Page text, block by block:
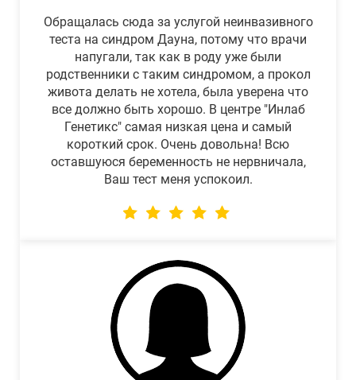
Обращалась сюда за услугой неинвазивного
теста на синдром Дауна, потому что врачи
напугали, так как в роду уже были
родственники с таким синдромом, а прокол
живота делать не хотела, была уверена что
все должно быть хорошо. В центре "Инлаб
Генетикс" самая низкая цена и самый
короткий срок. Очень довольна! Всю
оставшуюся беременность не нервничала,
Ваш тест меня успокоил.